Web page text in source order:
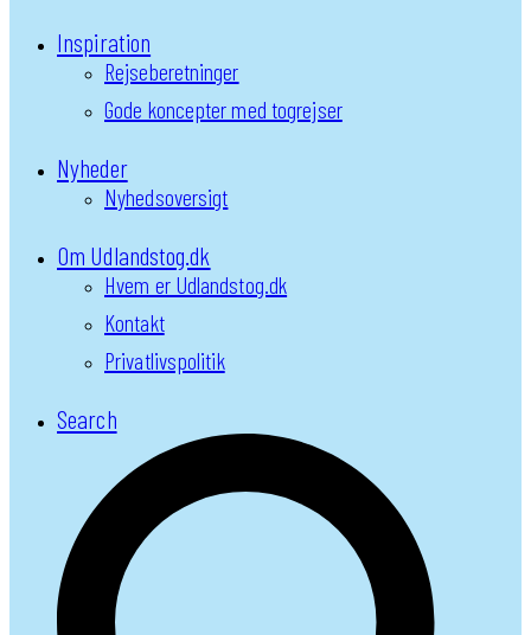
Inspiration
Rejseberetninger
Gode koncepter med togrejser
Nyheder
Nyhedsoversigt
Om Udlandstog.dk
Hvem er Udlandstog.dk
Kontakt
Privatlivspolitik
Search